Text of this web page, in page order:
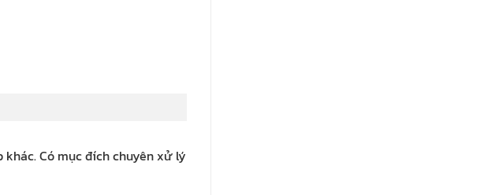
Có mục đích chuyên xử lý